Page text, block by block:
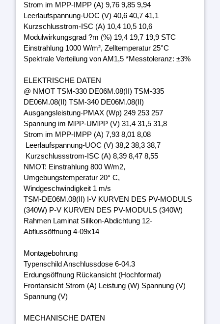
Strom im MPP-IMPP (A) 9,76 9,85 9,94
Leerlaufspannung-UOC (V) 40,6 40,7 41,1
Kurzschlusstrom-ISC (A) 10,4 10,5 10,6
Modulwirkungsgrad ?m (%) 19,4 19,7 19,9 STC
Einstrahlung 1000 W/m², Zelltemperatur 25°C
Spektrale Verteilung von AM1,5 *Messtoleranz: ±3%
ELEKTRISCHE DATEN
@ NMOT TSM-330 DE06M.08(II) TSM-335
DE06M.08(II) TSM-340 DE06M.08(II)
Ausgangsleistung-PMAX (Wp) 249 253 257
Spannung im MPP-UMPP (V) 31,4 31,5 31,8
Strom im MPP-IMPP (A) 7,93 8,01 8,08
Leerlaufspannung-UOC (V) 38,2 38,3 38,7
Kurzschlussstrom-ISC (A) 8,39 8,47 8,55
NMOT: Einstrahlung 800 W/m2,
Umgebungstemperatur 20° C,
Windgeschwindigkeit 1 m/s
TSM-DE06M.08(II) I-V KURVEN DES PV-MODULS
(340W) P-V KURVEN DES PV-MODULS (340W)
Rahmen Laminat Silikon-Abdichtung 12-
Abflussöffnung 4-09x14
Montagebohrung
Typenschild Anschlussdose 6-04.3
Erdungsöffnung Rückansicht (Hochformat)
Frontansicht Strom (A) Leistung (W) Spannung (V)
Spannung (V)
MECHANISCHE DATEN